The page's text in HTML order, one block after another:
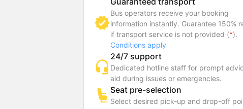
Bus operators receive your booking
information instantly. Guarantee 150%
if transport service is not provided (*).
Conditions apply
24/7 support
Dedicated hotline staff for prompt
aid during issues or emergencies.
Seat pre-selection
Select desired pick-up and drop-off